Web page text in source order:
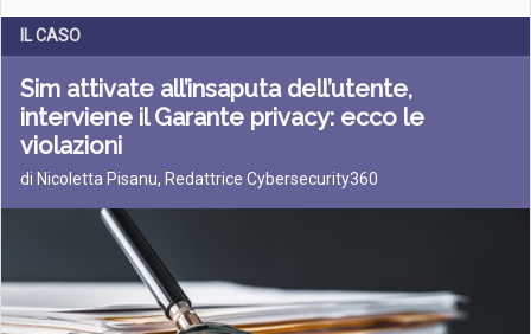
IL CASO
Sim attivate all’insaputa dell’utente,
interviene il Garante privacy: ecco le
violazioni
di Nicoletta Pisanu, Redattrice Cybersecurity360